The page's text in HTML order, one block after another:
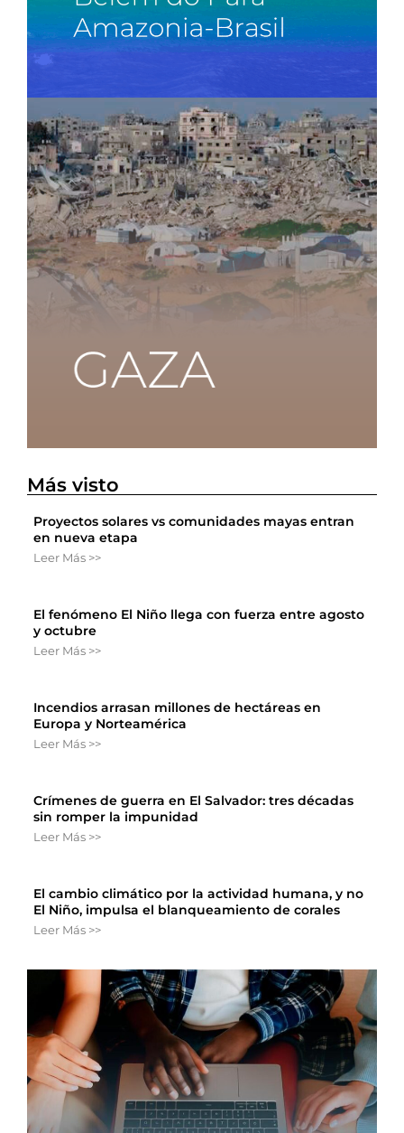
Más visto
Proyectos solares vs comunidades mayas entran
en nueva etapa
Leer Más >>
El fenómeno El Niño llega con fuerza entre agosto
y octubre
Leer Más >>
Incendios arrasan millones de hectáreas en
Europa y Norteamérica
Leer Más >>
Crímenes de guerra en El Salvador: tres décadas
sin romper la impunidad
Leer Más >>
El cambio climático por la actividad humana, y no
El Niño, impulsa el blanqueamiento de corales
Leer Más >>